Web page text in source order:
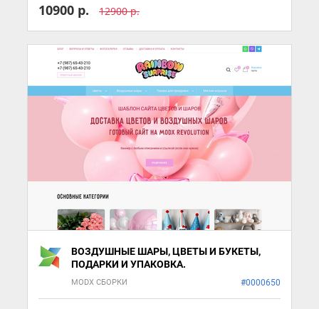
10900 р. 12900 р.
ВОЗДУШНЫЕ ШАРЫ, ЦВЕТЫ И БУКЕТЫ,
ПОДАРКИ И УПАКОВКА.
MODX СБОРКИ #0000650